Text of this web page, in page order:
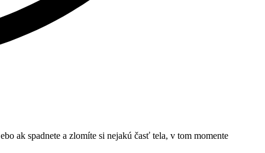
ak spadnete a zlomíte si nejakú časť tela, v tom momente